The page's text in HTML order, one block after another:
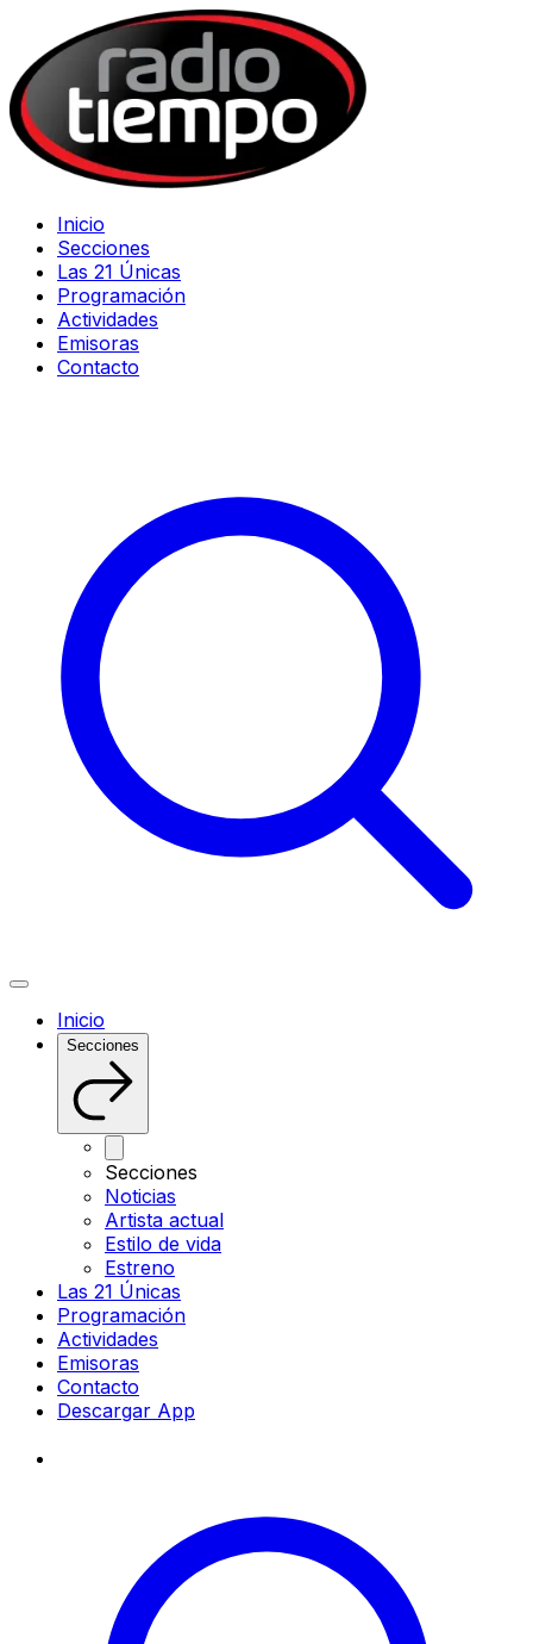
Inicio
Secciones
Las 21 Únicas
Programación
Actividades
Emisoras
Contacto
Inicio
Secciones
Secciones
Noticias
Artista actual
Estilo de vida
Estreno
Las 21 Únicas
Programación
Actividades
Emisoras
Contacto
Descargar App